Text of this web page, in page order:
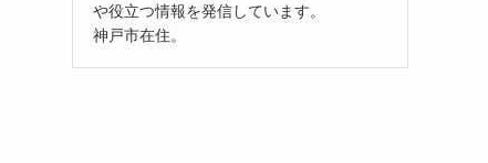
や役立つ情報を発信しています。
神戸市在住。